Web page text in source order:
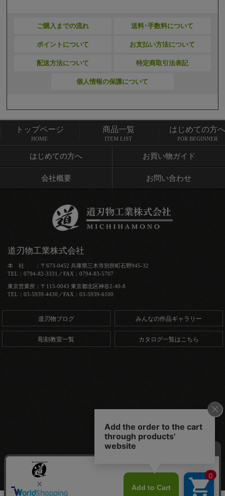
ご購入までの流れ 送料･手数料について
ポイントについて お支払い方法について
配送方法について 特定商取引法表記
個人情報の保護について
トップページ 商品一覧
はじめての方へ お買い物ガイド
会社概要 お問い合わせ
トップページ
HOME
商品一覧
ITEM LIST
はじめての方へ
FOR BEGINNER
道刃物工業株式会社
本 社 ：〒673-0452 兵庫県三木市別所町石野945-32
TEL：0794-82-3331／FAX：0794-83-5707
東京営業所：〒115-0043 東京都北区神谷2-40-8
TEL：03-5939-4430／FAX：03-5939-6100
道刃物ブログ みんなの作品ギャラリー
彫刻教室一覧 カタログ一覧はこちら
Copyright (C) 道刃物工業株式会社. All Rights Reserved.